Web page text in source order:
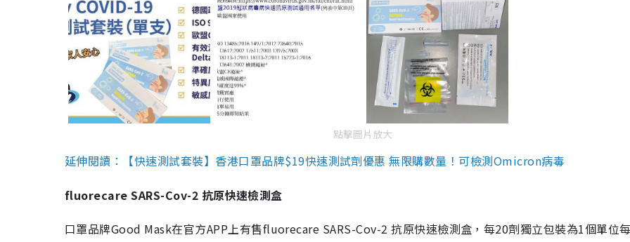
點擊圖片放大
延伸閱讀：【快速測試套裝】香港口罩品牌$19快速測試劑優惠 無限購數量！可檢測Omicron病毒
fluorecare SARS-Cov-2 抗原快速檢測盒
口罩品牌Good Mask在官方APP上有售fluorecare SARS-Cov-2 抗原快速檢測盒，每20劑獨立包裝為1個單位